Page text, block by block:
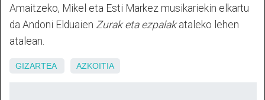
Amaitzeko, Mikel eta Esti Markez musikariekin elkartu
da Andoni Elduaien Zurak eta ezpalakataleko lehen
atalean.
GIZARTEA AZKOITIA